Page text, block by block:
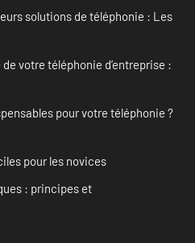
solutions de téléphonie : Les
votre téléphonie d’entreprise :
pour votre téléphonie ?
pour les novices
: principes et